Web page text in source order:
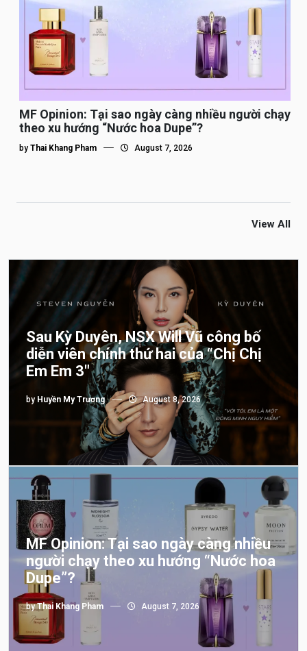
MF Opinion: Tại sao ngày càng nhiều người chạy
theo xu hướng “Nước hoa Dupe”?
by Thai Khang Pham August 7, 2026
View All
Sau Kỳ Duyên, NSX Will Vũ công bố
diễn viên chính thứ hai của “Chị Chị
Em Em 3″
by Huyền My Trương August 8, 2026
MF Opinion: Tại sao ngày càng nhiều
người chạy theo xu hướng “Nước hoa
Dupe”?
byThai Khang Pham August 7, 2026